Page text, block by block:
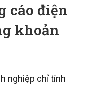
cáo điện
khoản
nghiệp chỉ tính